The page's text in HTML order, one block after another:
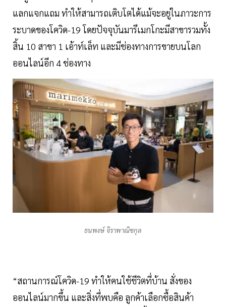
แลกแจกแถม ทำให้สามารถเติบโตได้แม้จะอยู่ในภาวะการ
ระบาดของโควิด-19 โดยปัจจุบันมารีเมกโกะมีสาขารวมทั้ง
สิ้น 10 สาขา 1 เอ้าท์เล็ท และมีช่องทางการขายบนโลก
ออนไลน์อีก 4 ช่องทาง
ธนพงษ์ จิราพาณิชกุล
“สถานการณ์โควิด-19 ทำให้คนใช้ชีวิตที่บ้าน สั่งของ
ออนไลน์มากขึ้น และสิ่งที่พบคือ ลูกค้าเลือกซื้อสินค้า